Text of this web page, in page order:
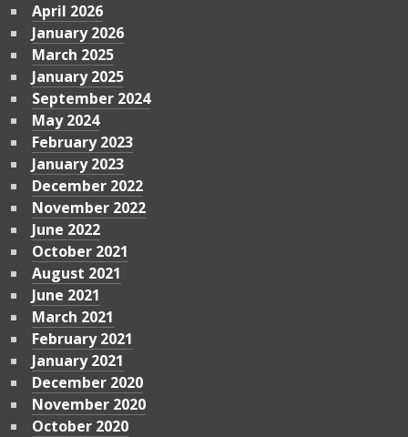
April 2026
January 2026
March 2025
January 2025
September 2024
May 2024
February 2023
January 2023
December 2022
November 2022
June 2022
October 2021
August 2021
June 2021
March 2021
February 2021
January 2021
December 2020
November 2020
October 2020